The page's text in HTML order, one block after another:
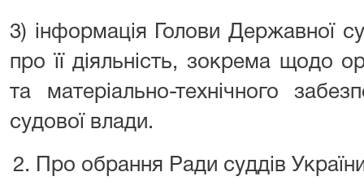
3) інформація Голови Державної
про її діяльність, зокрема щодо
та матеріально-технічного
судової влади.
Про обрання Ради суддів